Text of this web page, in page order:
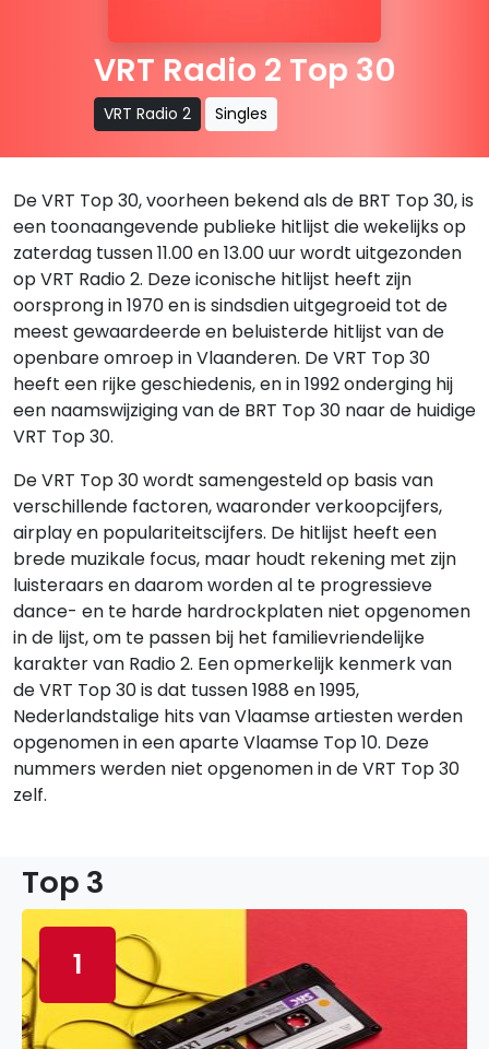
VRT Radio 2 Top 30
VRT Radio 2 Singles
De VRT Top 30, voorheen bekend als de BRT Top 30, is
een toonaangevende publieke hitlijst die wekelijks op
zaterdag tussen 11.00 en 13.00 uur wordt uitgezonden
op VRT Radio 2. Deze iconische hitlijst heeft zijn
oorsprong in 1970 en is sindsdien uitgegroeid tot de
meest gewaardeerde en beluisterde hitlijst van de
openbare omroep in Vlaanderen. De VRT Top 30
heeft een rijke geschiedenis, en in 1992 onderging hij
een naamswijziging van de BRT Top 30 naar de huidige
VRT Top 30.
De VRT Top 30 wordt samengesteld op basis van
verschillende factoren, waaronder verkoopcijfers,
airplay en populariteitscijfers. De hitlijst heeft een
brede muzikale focus, maar houdt rekening met zijn
luisteraars en daarom worden al te progressieve
dance- en te harde hardrockplaten niet opgenomen
in de lijst, om te passen bij het familievriendelijke
karakter van Radio 2. Een opmerkelijk kenmerk van
de VRT Top 30 is dat tussen 1988 en 1995,
Nederlandstalige hits van Vlaamse artiesten werden
opgenomen in een aparte Vlaamse Top 10. Deze
nummers werden niet opgenomen in de VRT Top 30
zelf.
Top 3
1